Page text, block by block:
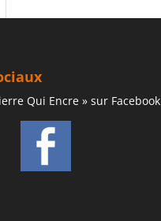
Qui Encre » sur Facebook